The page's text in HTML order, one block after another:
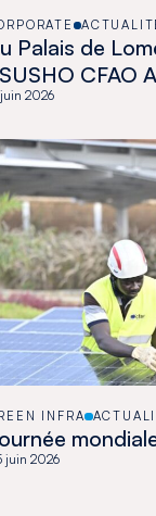
Palais de
CFAO
une
juin 2026
INFRA
juin 2026